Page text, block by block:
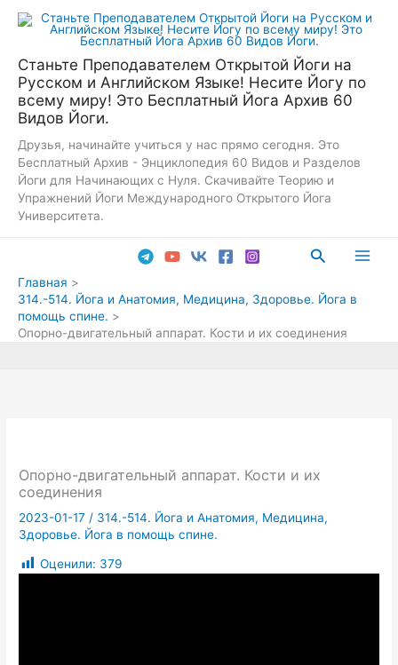
Перейти
Станьте Преподавателем Открытой Йоги на
Русском и Английском Языке! Несите Йогу по
всему миру! Это Бесплатный Йога Архив 60
Видов Йоги.
Друзья, начинайте учиться у нас прямо сегодня. Это
Бесплатный Архив - Энциклопедия 60 Видов и Разделов
Йоги для Начинающих с Нуля. Скачивайте Теорию и
Упражнений Йоги Международного Открытого Йога
Университета.
Поиск
Главная
314.-514. Йога и Анатомия, Медицина, Здоровье. Йога в
помощь спине.
Опорно-двигательный аппарат. Кости и их соединения
Опорно-двигательный аппарат. Кости и их
соединения
2023-01-17 / 314.-514. Йога и Анатомия, Медицина,
Здоровье. Йога в помощь спине.
Оценили: 379